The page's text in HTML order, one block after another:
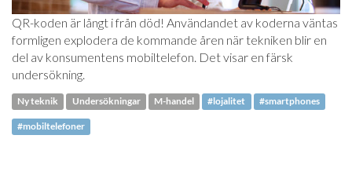
QR-koden är långt i från död! Användandet av koderna väntas
formligen explodera de kommande åren när tekniken blir en
del av konsumentens mobiltelefon. Det visar en färsk
undersökning.
Ny teknik Undersökningar M-handel #lojalitet #smartphones
#mobiltelefoner